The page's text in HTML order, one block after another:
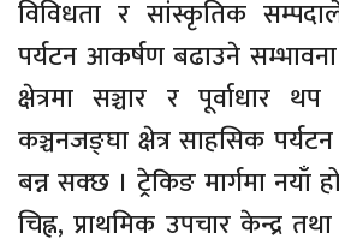
विविधता र सांस्कृतिक
पर्यटन आकर्षण बढाउने
क्षेत्रमा सञ्चार र पूर्वाधार
कञ्चनजङ्घा क्षेत्र साहसिक
बन्न सक्छ । ट्रेकिङ मार्गमा नयाँ
चिह्न, प्राथमिक उपचार केन्द्र